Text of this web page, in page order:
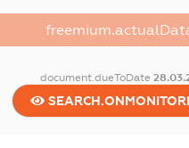
document.dueToDate